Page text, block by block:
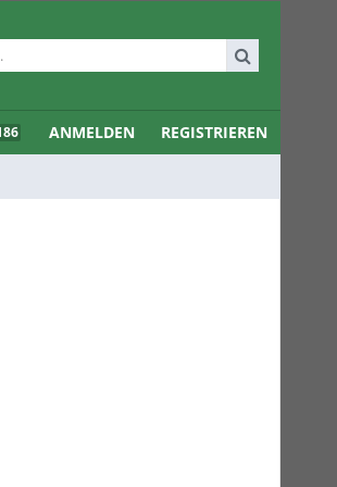
ANMELDEN REGISTRIEREN